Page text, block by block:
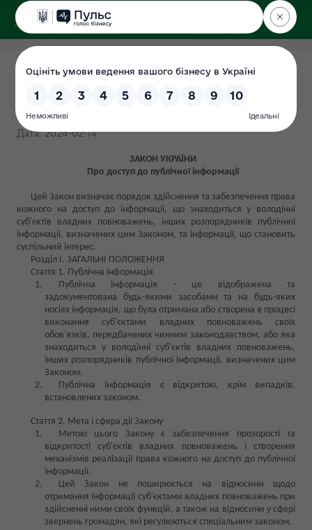
ДЕРЖЕКОІНСПЕКЦІЯ
Поліського округу
Що таке запит на
інформацію
Дата: 2024-02-14
ЗАКОН УКРАЇНИ
Про доступ до публічної інформації
Цей Закон визначає порядок здійснення та забезпечення права
кожного на доступ до інформації, що знаходиться у володінні
суб'єктів владних повноважень, інших розпорядників публічної
інформації, визначених цим Законом, та інформації, що становить
суспільний інтерес.
Розділ I. ЗАГАЛЬНІ ПОЛОЖЕННЯ
Стаття 1. Публічна інформація
Публічна інформація - це відображена та
задокументована будь-якими засобами та на будь-яких
носіях інформація, що була отримана або створена в процесі
виконання суб'єктами владних повноважень своїх
обов'язків, передбачених чинним законодавством, або яка
знаходиться у володінні суб'єктів владних повноважень,
інших розпорядників публічної інформації, визначених цим
Законом.
Публічна інформація є відкритою, крім випадків,
встановлених законом.
Стаття 2. Мета і сфера дії Закону
Метою цього Закону є забезпечення прозорості та
відкритості суб'єктів владних повноважень і створення
механізмів реалізації права кожного на доступ до публічної
інформації.
Цей Закон не поширюється на відносини щодо
отримання інформації суб'єктами владних повноважень при
здійсненні ними своїх функцій, а також на відносини у сфері
звернень громадян, які регулюються спеціальним законом.